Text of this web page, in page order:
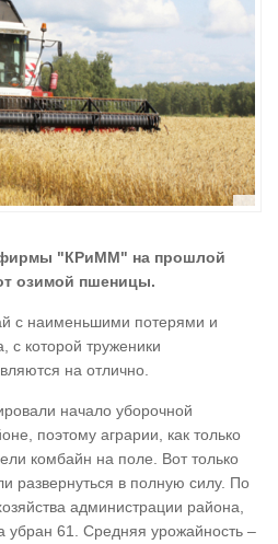
"КРиММ" на прошлой
озимой пшеницы.
с наименьшими потерями и
с которой труженики
на отлично.
начало уборочной
поэтому аграрии, как только
комбайн на поле. Вот только
развернуться в полную силу. По
администрации района,
убран 61. Средняя урожайность –